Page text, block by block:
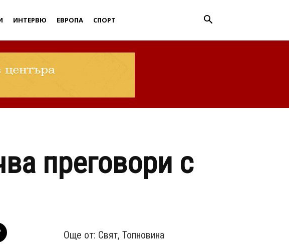
ИНТЕРВЮ ЕВРОПА СПОРТ
преговори с
Още от: Свят, Топновина